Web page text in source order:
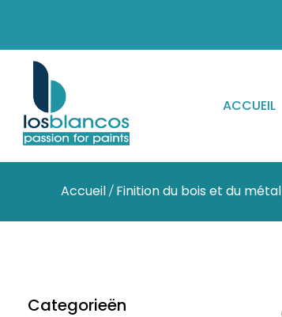
ACCUEIL
Accueil / Finition du bois et du métal
Categorieën